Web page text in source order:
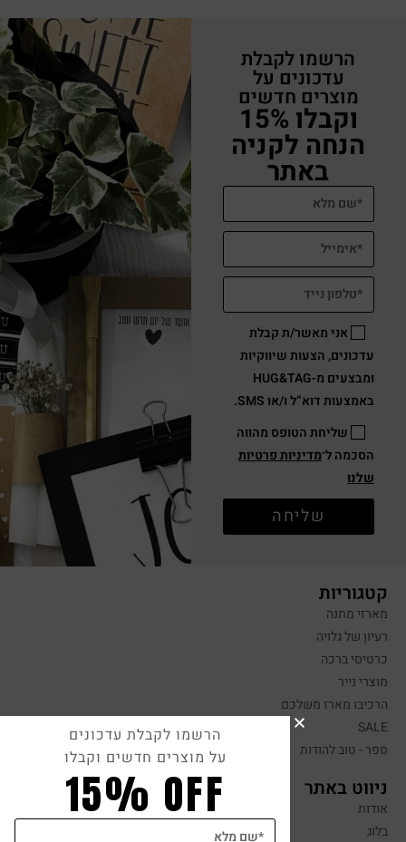
הרשמו לקבלת
עדכונים על
מוצרים חדשים
וקבלו 15%
הנחה לקניה
באתר
אני מאשר/ת קבלת
עדכונים, הצעות שיווקיות
ומבצעים מ-HUG&TAG
באמצעות דוא”ל ו/או SMS.
שליחת הטופס מהווה
הסכמה ל־מדיניות פרטיות
שלנו
שליחה
קטגוריות
מארזי מתנה
רעיון של גלויה
כרטיסי ברכה
מוצרי נייר
הרכיבו מארז משלכם
SALE
ספר - טוב להודות
ניווט באתר
אודות
בלוג
הרשמו לקבלת עדכונים
על מוצרים חדשים וקבלו
15% OFF